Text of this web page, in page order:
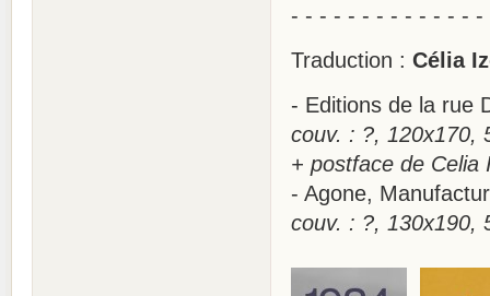
- - - - - - - - - - - - -
Traduction : Célia
- Editions de la
couv. : ?, 120x170,
+ postface de Celia
- Agone,
couv. : ?, 130x190,